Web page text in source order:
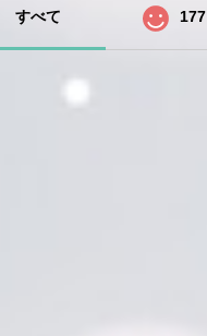
すべて 177